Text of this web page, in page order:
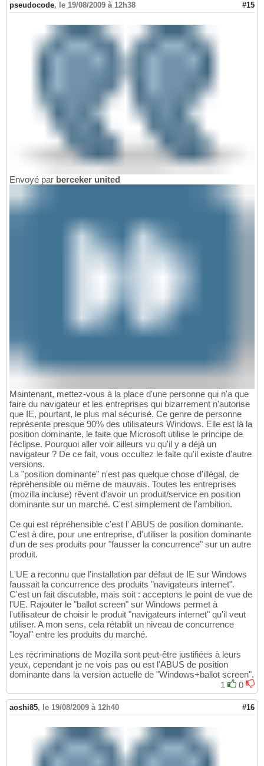
pseudocode, le 19/08/2009 à 12h38 #15
Envoyé par berceker united
Maintenant, mettez-vous à la place d'une personne qui n'a que
faire du navigateur et les entreprises qui bizarrement n'autorise
que IE, pourtant, le plus mal sécurisé. Ce genre de personne
représente presque 90% des utilisateurs Windows. Elle est là la
position dominante, le faite que Microsoft utilise le principe de
l'éclipse. Pourquoi aller voir ailleurs vu qu'il y a déjà un
navigateur ? De ce fait, vous occultez le faite qu'il existe d'autre
versions.
La "position dominante" n'est pas quelque chose d'illégal, de
répréhensible ou même de mauvais. Toutes les entreprises
(mozilla incluse) rêvent d'avoir un produit/service en position
dominante sur un marché. C'est simplement de l'ambition.
Ce qui est répréhensible c'est l' ABUS de position dominante.
C'est à dire, pour une entreprise, d'utiliser la position dominante
d'un de ses produits pour "fausser la concurrence" sur un autre
produit.
L'UE a reconnu que l'installation par défaut de IE sur Windows
faussait la concurrence des produits "navigateurs internet".
C'est un fait discutable, mais soit : acceptons le point de vue de
l'UE. Rajouter le "ballot screen" sur Windows permet à
l'utilisateur de choisir le produit "navigateurs internet" qu'il veut
utiliser. A mon sens, cela rétablit un niveau de concurrence
"loyal" entre les produits du marché.
Les récriminations de Mozilla sont peut-être justifiées à leurs
yeux, cependant je ne vois pas ou est l'ABUS de position
dominante dans la version actuelle de "Windows+ballot screen".
1
0
aoshi85, le 19/08/2009 à 12h40 #16